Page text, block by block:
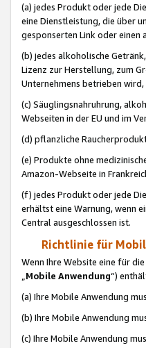
(a) jedes Produkt oder jede
eine Dienstleistung, die über
gesponserten Link oder einen
(b) jedes alkoholische
Lizenz zur Herstellung, zum
Unternehmens betrieben wird,
(c) Säuglingsnahruhrung,
Webseiten in der EU und im
(d) pflanzliche
(e) Produkte ohne
Amazon-Webseite in
(f) jedes Produkt oder jede
erhältst eine Warnung, wenn
Central ausgeschlossen ist.
Richtlinie für
Wenn Ihre Website eine für
„Mobile Anwendung“)
(a) Ihre Mobile Anwendung
(b) Ihre Mobile Anwendung
(c) Ihre Mobile Anwendung